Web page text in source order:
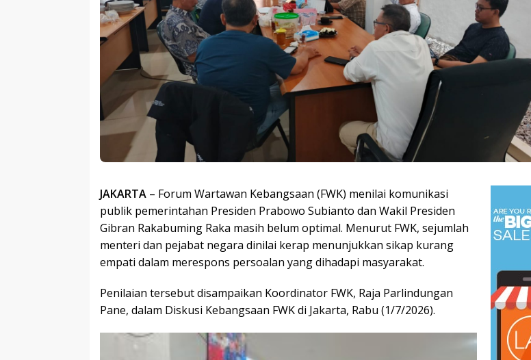
JAKARTA – Forum Wartawan Kebangsaan (FWK) menilai komunikasi
publik pemerintahan Presiden Prabowo Subianto dan Wakil Presiden
Gibran Rakabuming Raka masih belum optimal. Menurut FWK, sejumlah
menteri dan pejabat negara dinilai kerap menunjukkan sikap kurang
empati dalam merespons persoalan yang dihadapi masyarakat.
Penilaian tersebut disampaikan Koordinator FWK, Raja Parlindungan
Pane, dalam Diskusi Kebangsaan FWK di Jakarta, Rabu (1/7/2026).